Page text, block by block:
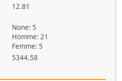
12.81
None: 5
Homme: 21
Femme: 5
5344.58